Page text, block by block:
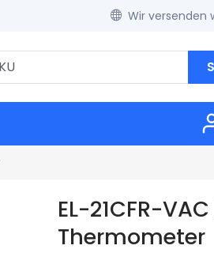
Wir versenden
EL-21CFR-
Thermometer